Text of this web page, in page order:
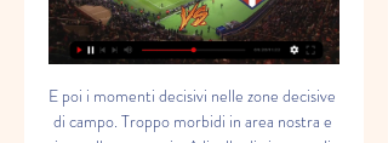
E poi i momenti decisivi nelle zone decisive di campo. Troppo morbidi in area nostra e in quella avversaria. A livello di gioco negli altri 70 metri di campo stiamo facendo anche dei passi in avanti, C’è stato un approccio meno deciso, per questo il baricentro è stato più basso all’inizio. Ma non ci siamo mai scomposti e non abbiamo concesso agli avversari. Mi dispiace che stiamo subendo gol in situazione facilmente evitabili, anche quando siamo disposti bene. 

Attenzione però a Yordanov, che può giocare come interno o adattarsi da laterale nel tridente; in questo caso agirebbe a sinistra, ma Diego Gonzalez e Sana Fernandes appaiono favoriti così come Sulejmani da prima punta. Fernando Torres, che non ha bisogno di presentazioni, dovrebbe affidarsi al 4-4-2: in porta Alejandro Iturbe, poi difesa con Mbomio e Vasiljevic al centro e i laterali che potrebbero essere Hugo Lozano e Julio Diaz. 

Lazio-Atletico Madrid Streaming Gratis: dove vedere la Champions League in Diretta LIVE - Footballnews24. itLAZIO-ATLETICO MADRID STREAMING GRATIS – Riparte la Champions League con il Manchester City campione pronto a difendere il titolo dalle numerose pretendenti. Nella giornata di martedì 19 settembre scendono in campo anche le prime italiane: oltre al Milan, di scena con il Newcastle, per il Gruppo E, allo Stadio Olimpico alle 21:00, Lazio e Atletico Madrid si affrontano in un match di difficile lettura. I biancocelesti non vogliono sfigurare al loro ritorno nella massima competizione europea, ma la banda del Cholo Simeone è avversario ostico. Sarri vuole togliersi l’etichetta di allenatore che snobba le coppe, e la Champions League è il palcoscenico giusto per farlo. La Lazio però non arriva a quest’appuntamento con il morale alle stelle: tolta la prestigiosa e sorprendente vittoria al Maradona contro il Napoli, i biancocelesti hanno incassato tre sconfitte contro Lecce, Genoa e Juventus, con Sarri che dovrà registrare in primis la difesa, trafitta in tutte le partite giocate. 

Live Lazio - Atlético Madrid - Champions League: Punteggi & Highlights Calcio - 19/09/2023Champions League / Fase a gironiStadio Olimpico / 19. 09. 2023Champions League - Lazio-Atletico Madrid, Sarri: "Stimo Simeone. Serve risultato positivo. Guendouzi mediano? No"CHAMPIONS LEAGUE - Il tecnico biancoceleste alla vigilia del debutto in Champions contro l'Atletico Madrid: "Mi aspetto che la squadra prosegua nei miglioramenti togliendo i difetti che in questa parte iniziale di stagione non ci hanno permesso di arrivare al risultato". 

Champions League, Lazio-Atletico Madrid su Canale 5 22 ore fa — La squadra di Sarri al debutto europeo contro Simeone: martedì 19 settembre in diretta dalle 21.

Adesso aspettiamo che la diretta di Lazio Primavera Atletico Madrid prenda il via; intanto, possiamo fare una rapida analisi sulle scelte che potrebbero essere operate dai due allenatori, andando a leggere insieme le probabili formazioni di questa partita di Formello. DIRETTA LAZIO PRIMAVERA ATLETICO MADRID STREAMING VIDEO TV: COME VEDERE LA PARTITA La diretta tv di Lazio Primavera Atletico Madrid potrà essere seguita dagli abbonati alla televisione satellitare: il match di Youth League viene proposto su Sky Sport Uno, al numero 201 del decoder. I clienti di questa emittente potranno anche rivolgersi al servizio di diretta streaming video, in assenza di un televisore: si tratta di un’opzione che non comporta costi aggiuntivi e che è attivabile tramite l’applicazione Sky Go, inserendo i dati del proprio abbonamento su dispositivi mobili come PC, tablet e smartphone. 

Lazio v Atletico Madrid Pronostici, Risultati in Diretta e Live Lazio vs Atletico Madrid | 19.09.2023 | Calcio ➤ Champions League, Europa | ⚡ Pronostici Scommesse e Migliori quote ⭐ Risultati in diretta ✔️ Statistiche ...

[DIRETTA LIVE! ] Lazio Atlético Madrid in Diretta Streaming gratis 19. 09. 2023Lazio Atlético Madrid in Diretta Streaming gratis 19. 2023ULTIMO AGGIORNAMENTO: 19 SETTEMBRE 2023La Lazio affronterà l'Atlético Madrid il 19 settembre 2023 alle 19:00 UTC allo Stadio Olimpico di Roma, Italia. La partita fa parte del girone E della UEFA Champions League. DIRETTA TV>> Lazio Atlético Madrid in DirettaDIRETTA TV>> Lazio Atlético Madrid in DirettaAttualmente la Lazio è al 4° posto, mentre l'Atlético Madrid è al 1° posto. Stai cercando di confrontare il giocatore con il miglior punteggio di entrambe le squadre? Il sistema di valutazione di Sofascore assegna a ciascun giocatore una valutazione specifica basata su numerosi fattori di dati. 

I biancocelesti vivono una situazione curiosa: sono appena tornati nel campionato Primavera 1 ma sono anche in Europa, questo perché la composizione della Youth League è diretta emissione delle prime squadre che partecipano alla Champions League. Andrà stabilito dunque come la Lazio Primavera intenderà affrontare questa competizione: vedremo intanto il primo match. L’Atletico Madrid è formazione tosta anche a livello giovanile, soprattutto è abituata a giocare in Youth League; nel corso degli ultimi anni ha anche incrociato squadre italiane, potrebbe anche essere candidata ad arrivare in fondo al percorso anche se questo ovviamente andrà scoperto, appunto, strada facendo. 

RPNA Community Benefits Coalition 52 minuti fa — [TRASMISSIONE IN DIRETTA!]]<] Diretta Lazio-Atlético in streaming 19 Lazio vs. Atletico Madrid è un evento imminente di Calcio che avrà ...

LIVE Lazio-Atletico Madrid | Champions League calcio in 6 ore fa — LIVE Lazio-Atletico Madrid, Champions League calcio in DIRETTA: debutto di fuoco per Sarri contro Simeone (Di martedì 19 settembre 2023) ...

Lazio Style Channel 6 ore fa — UEFA Champions League 2023/2024 | Lazio-Atletico Madrid (radiocronaca in diretta) VS. Lazio. Atletico Madrid. MATCH CENTER · Biglietti. next_match_h_8. serie ...

SS Lazio vs Atlético Madrid Testa a testa SS Lazio vs Atlético Madrid Testa a testa. Statistiche e pronostici testa a testa, gol, partite passate.

Lazio-Atletico Madrid, probabili formazioni e dove vedere 23 ore fa — Lazio-Atletico Madrid, probabili formazioni e dove vedere la partita in diretta tv e streaming. Esordio stagionale europeo per la formazione di ...

Lazio - Atletico Madrid: Oggi in live streaming e in TV Atletico Madrid: oggi in diretta streaming e in TV. Lazio vs. Atletico Madrid è un evento imminente di Calcio che avrà luogo il giorno 19 set alle ore 21:00.

Lazio-Atletico Madrid: Amazon Prime, Sky o Canale 5? 3 ore fa — Lazio-Atletico Madrid: Amazon Prime, Sky o Canale 5? Dove vederla in diretta streaming su NOW! Attiva il Pass Sport e goditi anche UEFA ...

Diretta Lazio Primavera Atletico Madrid streaming video tv 36 minuti fa — Diretta Lazio Primavera Atletico Madrid streaming video tv: probabili formazioni, orario e risultato live della partita valida per la Youth ...

54 palloni in area avversaria senza tradurre in qualcosa di concreto mi fa rabbia, serve fare meglio nelle situazioni sporche nelle due aeree. Domani giochiamo con l’Atletica, serve un risultato, se sia il migliore o il peggiore non lo so. I risultati non sono positivi, dovrebbe essere teoricamente un brutto momento, ma non dobbiamo pensare a questo. Fare un risultato positivo sarebbe importante in ottica qualificazione” Sarà il sig. Slavko Vinčić di nazionalità slovena a dirigere Lazio – Atletico Madrid, gara valida per la prima giornata del Gruppo E di Champions League che si svolgerà allo stadio Olimpico di Roma, calcio d’inizio alle ore 21:00. 

Lazio - Atletico Madrid: cronaca diretta e risultato in tempo realeLa partita Lazio – Atletico Madrid di Martedì 19 settembre 2023 in diretta: presentazione, formazioni e cronaca con tabellino del match valevole per la 1° giornata della fase a gironi della Champions League 2023-2024, calcio d’inizio alle 21:00 ROMA – Martedì 19 settembre 2023, allo Stadio Olimpico di Roma, andrà in scena Lazio – Atletico Madrid, gara valida per la prima giornata del Gruppo E della fase a gironi della Champions League 2023-2024. Calcio di inizio alle ore 21:00. Indice Cronaca con tabellino della partita Lista UEFA della Lazio I convocati dell’Atletico Madrid L’arbitro I precedenti tra Lazio e Atletico Presentazione del match Probabili formazioni Dove vedere la partita in tv e streaming La Lazio torna in Champions League dopo due anni e riceve all’Olimpico di Roma l’Atletico Madrid dell’Ex Simeone. 

Lazio vs Atl. Madrid risultati, statistiche H2H | Calcio Segui Lazio vs Atl. Madrid risultati, statistiche h2h, ultimi risultati, news e altre informazioni su Diretta.

Lazio vs Atlético Madrid - Atletico - Calcio Risultati Partita Live Lazio - Atletico Prima giornata della UEFA Champions League 2023/2024 19 settembre 2023 21:00 - Formazioni, marcatori, statistiche...

Lazio Atletico Madrid in Diretta [LIVE] Atletico Madrid ha perso solo 0 delle ultime 3 partite contro Lazio (in tutte le competizioni). Vedere la sintesi completa.

canale, orario e diretta streaming Youth League 2023/2024 3 ore fa — logo dark logo light logo. Home · LIVE · Video · Sport in TV · Parigi 2024 La diretta live di Lazio-Atletico Madrid, match valido per la prima ...

Difensori: Casale, Gila, Hysaj, Lazzari, Marusic, Patric, Pellegrini, Romagnoli. Centrocampisti: Cataldi, Guendouzi, Kamada, Luis Alberto, Rovella, Vecino. Attaccanti: Castellanos, Felipe Anderson, Immobile, Isaksen, Pedro, Zaccagni. Portieri: Oblak, Grbic, Gomis. Difensori: Gimenez, Azpilicueta, Savic, Molina, Javi Galan, Hermoso, Kostis. Centrocampisti: Saul, Lino, M. Llorente, Witsel, Barrios, Riqueleme, Cala, Guerreiro. Attaccanti: Griezmann, Morata, Correa, El Jebari. Le parole di Sarri alla vigilia di Lazio – Atletico Madrid “Mi aspetto che la squadra prosegua nei miglioramenti togliendo i difetti di inizio stagione. I difetti più evidenti ora sono un approccio una partita in cui facciamo fatica. 

Lazio Primavera — Atlético Juveni | emoters-project Group 37 minuti fa — Atlético Madrid U19 Quando la partita inizierà, potrai seguire i risultati in